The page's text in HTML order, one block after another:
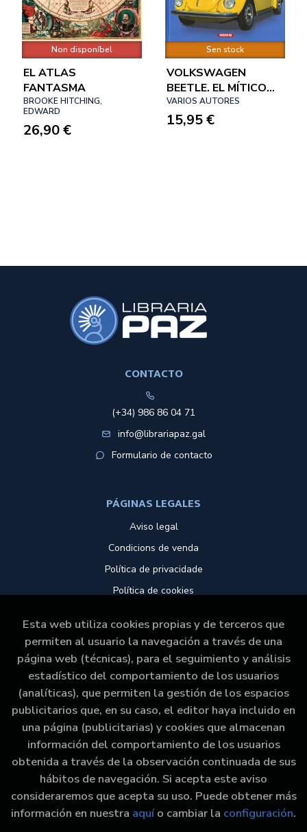
Non disponíbel
EL ATLAS
FANTASMA
BROOKE HITCHING,
EDWARD
26,90 €
Sen stock
VOLKSWAGEN
BEETLE. EL MÍTICO
ESCARABAJO
VARIOS AUTORES
15,95 €
CONTACTO
(+34) 986 86 04 71
info@librariapaz.gal
Formulario de contacto
PÁGINAS LEGALES
Aviso legal
Condicions de venda
Política de privacidade
Política de cookies
ATENCIÓN AL CLIENTE
Quem somos
Pedidos especiais
formulario de desistencia
2026 ©Libraría Paz. Todos los Derechos Reservados
|Grupo Trevenque
Esta web utiliza cookies propias y de terceros que
permiten al usuario la navegación a través de una
página web (técnicas), para el seguimiento y análisis
estadístico del comportamiento de los usuarios
(analíticas), que permiten la gestión de los espacios
publicitarios que, en su caso, el editor haya incluido en
una página (publicitarias) y cookies que almacenan
información del comportamiento de los usuarios
obtenida a través de la observación continuada de sus
hábitos de navegación. Si acepta este aviso
consideraremos que acepta su uso. Puede obtener más
información en nuestra aquío cambiar la configuración.